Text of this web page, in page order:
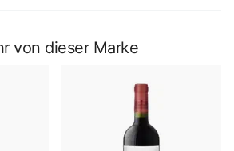
von dieser Marke